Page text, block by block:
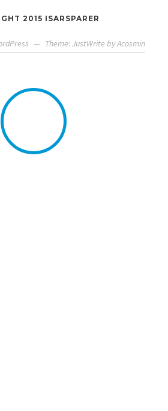
2015 ISARSPARER
— Theme: JustWrite byAcosmin